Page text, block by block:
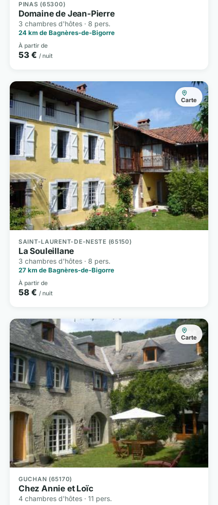
PINAS (65300)
Domaine de Jean-Pierre
3 chambres d'hôtes · 8 pers.
24 km de Bagnères-de-Bigorre
À partir de
53 € / nuit
Carte
SAINT-LAURENT-DE-NESTE (65150)
La Souleillane
3 chambres d'hôtes · 8 pers.
27 km de Bagnères-de-Bigorre
À partir de
58 € / nuit
Carte
GUCHAN (65170)
Chez Annie et Loïc
4 chambres d'hôtes · 11 pers.